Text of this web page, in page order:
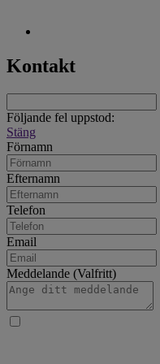
Kontakt
Följande fel uppstod:
Stäng
Förnamn
Efternamn
Telefon
Email
Meddelande (Valfritt)